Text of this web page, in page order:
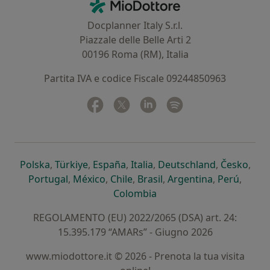
MioDottore - Homepage
Docplanner Italy S.r.l.
Piazzale delle Belle Arti 2
00196 Roma (RM), Italia
Partita IVA e codice Fiscale 09244850963
Facebook
si apre in una nuova scheda
Twitter
si apre in una nuova scheda
Linkedin
si apre in una nuova
Polskasi apre in una nuova scheda
, Türkiyesi apre in una nuova scheda
, Españasi apre in una nuova scheda
, Italiasi apre in una nuova
, Deutschlandsi apre in
, Českosi
,
Portugalsi apre in una nuova scheda
, Méxicosi apre in una nuova scheda
, Chilesi apre in una nuova scheda
, Brasilsi apre in una nuova
, Argentinasi apre in
, Perúsi
,
Colombia
REGOLAMENTO (EU) 2022/2065 (DSA) art. 24:
15.395.179 “AMARs” - Giugno 2026
www.miodottore.it © 2026 - Prenota la tua visita